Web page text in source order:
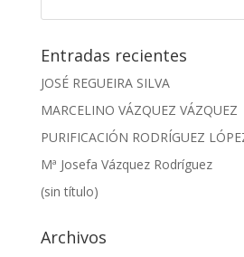
Entradas recientes
JOSÉ REGUEIRA SILVA
MARCELINO VÁZQUEZ VÁZQUEZ
PURIFICACIÓN RODRÍGUEZ
Mª Josefa Vázquez Rodríguez
(sin título)
Archivos